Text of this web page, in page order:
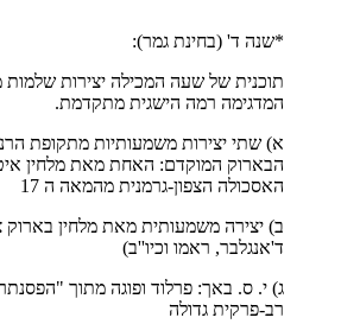
*שנה ד' (בחינת גמר):
תוכנית של שעה המכילה יצירות שלמות
המדגימה רמה הישגית מתקדמת.
א) שתי יצירות משמעותיות מתקופת
הבארוק המוקדם: האחת מאת מלחין
האסכולה הצפון-גרמנית מהמאה ה 17
ב) יצירה משמעותית מאת מלחין בארוק
ד'אנגלבר, ראמו וכיו''ב)
ג) י. ס. באך: פרלוד ופוגה מתוך
רב-פרקית גדולה